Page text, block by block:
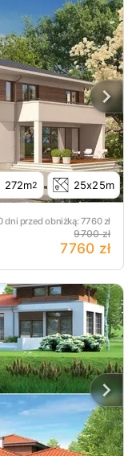
272m2 25x25m
dni przed obniżką:7760zł
9700 zł
7760 zł